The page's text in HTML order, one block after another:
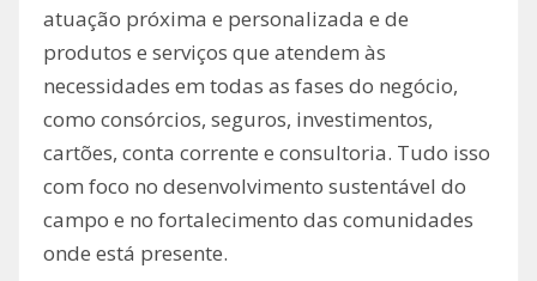
atuação próxima e personalizada e de
produtos e serviços que atendem às
necessidades em todas as fases do negócio,
como consórcios, seguros, investimentos,
cartões, conta corrente e consultoria. Tudo isso
com foco no desenvolvimento sustentável do
campo e no fortalecimento das comunidades
onde está presente.